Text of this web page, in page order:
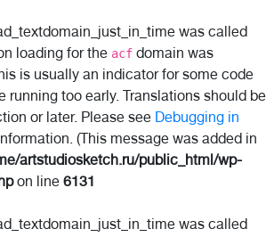
was called
loading for the acf domain was
is usually an indicator for some code
running too early. Translations should be
or later. Please see Debugging in
(This message was added in
artstudiosketch.ru/public_html/wp-
on line 6131
was called